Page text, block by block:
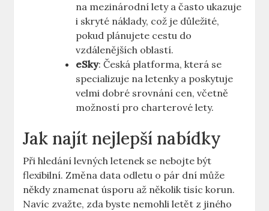
na mezinárodní lety a často ukazuje
i skryté náklady, což je důležité,
pokud plánujete cestu do
vzdálenějších oblastí.
eSky: Česká platforma, která se
specializuje na letenky a poskytuje
velmi dobré srovnání cen, včetně
možností pro charterové lety.
Jak najít nejlepší nabídky
Při hledání levných letenek se nebojte být
flexibilní. Změna data odletu o pár dní může
někdy znamenat úsporu až několik tisíc korun.
Navíc zvažte, zda byste nemohli letět z jiného